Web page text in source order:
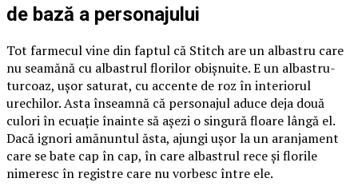
de bază a personajului
Tot farmecul vine din faptul că Stitch are un albastru care
nu seamănă cu albastrul florilor obișnuite. E un albastru-
turcoaz, ușor saturat, cu accente de roz în interiorul
urechilor. Asta înseamnă că personajul aduce deja două
culori în ecuație înainte să așezi o singură floare lângă el.
Dacă ignori amănuntul ăsta, ajungi ușor la un aranjament
care se bate cap în cap, în care albastrul rece și florile
nimeresc în registre care nu vorbesc între ele.